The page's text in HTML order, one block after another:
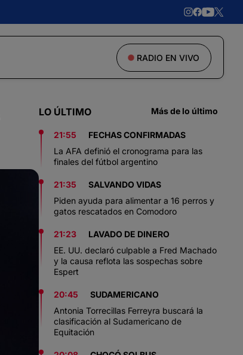
RADIO EN VIVO
LO ÚLTIMO Más de lo último
21:55
FECHAS CONFIRMADAS
La AFA definió el cronograma para las
finales del fútbol argentino
21:35
SALVANDO VIDAS
Piden ayuda para alimentar a 16 perros y
gatos rescatados en Comodoro
21:23
LAVADO DE DINERO
EE. UU. declaró culpable a Fred Machado
y la causa reflota las sospechas sobre
Espert
20:45
SUDAMERICANO
Antonia Torrecillas Ferreyra buscará la
clasificación al Sudamericano de
Equitación